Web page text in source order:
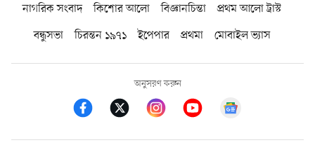
নাগরিক সংবাদ কিশোর আলো বিজ্ঞানচিন্তা
প্রথম আলো ট্রাস্ট
বন্ধুসভা
চিরন্তন ১৯৭১ ইপেপার প্রথমা মোবাইল ভ্যাস
অনুসরণ করুন